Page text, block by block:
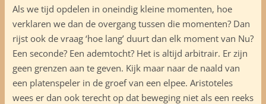
Als we tijd opdelen in oneindig kleine momenten, hoe
verklaren we dan de overgang tussen die momenten? Dan
rijst ook de vraag ‘hoe lang’ duurt dan elk moment van Nu?
Een seconde? Een ademtocht? Het is altijd arbitrair. Er zijn
geen grenzen aan te geven. Kijk maar naar de naald van
een platenspeler in de groef van een elpee. Aristoteles
wees er dan ook terecht op dat beweging niet als een reeks